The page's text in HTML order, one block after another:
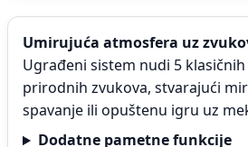
Umirujuća atmosfera uz
Ugrađeni sistem nudi 5
prirodnih zvukova, stvarajući
spavanje ili opuštenu igru uz
Dodatne pametne funkcije